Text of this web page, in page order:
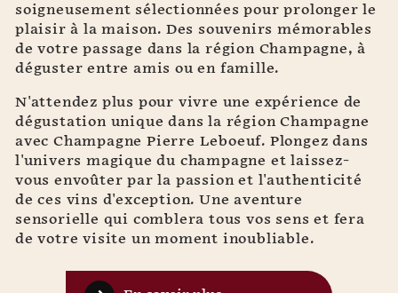
soigneusement sélectionnées pour prolonger le
plaisir à la maison. Des souvenirs mémorables
de votre passage dans la région Champagne, à
déguster entre amis ou en famille.
N'attendez plus pour vivre une expérience de
dégustation unique dans la région Champagne
avec Champagne Pierre Leboeuf. Plongez dans
l'univers magique du champagne et laissez-
vous envoûter par la passion et l'authenticité
de ces vins d'exception. Une aventure
sensorielle qui comblera tous vos sens et fera
de votre visite un moment inoubliable.